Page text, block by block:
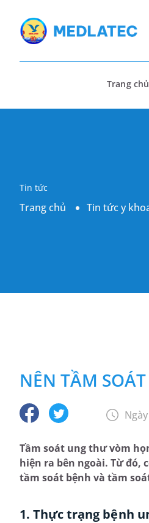
Trang chủ
Tin tức
Trang chủ Tin tức y
NÊN TẦM
Tầm soát ung thư vòm
hiện ra bên ngoài. Từ đó,
tầm soát bệnh và tầm
1. Thực trạng bệnh